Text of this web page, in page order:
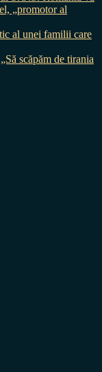
„promotor al
al unei familii care
scăpăm de tirania